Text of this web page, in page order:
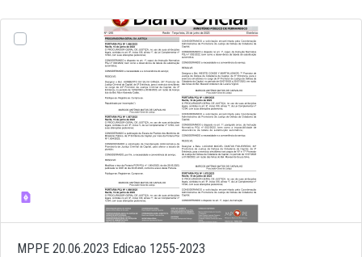
MPPE 20.06.2023 Edicao 1255-2023